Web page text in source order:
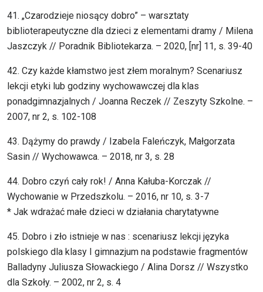
41. „Czarodzieje niosący dobro” – warsztaty
biblioterapeutyczne dla dzieci z elementami dramy / Milena
Jaszczyk // Poradnik Bibliotekarza. – 2020, [nr] 11, s. 39-40
42. Czy każde kłamstwo jest złem moralnym? Scenariusz
lekcji etyki lub godziny wychowawczej dla klas
ponadgimnazjalnych / Joanna Reczek // Zeszyty Szkolne. –
2007, nr 2, s. 102-108
43. Dążymy do prawdy / Izabela Faleńczyk, Małgorzata
Sasin // Wychowawca. – 2018, nr 3, s. 28
44. Dobro czyń cały rok! / Anna Kałuba-Korczak //
Wychowanie w Przedszkolu. – 2016, nr 10, s. 3-7
* Jak wdrażać małe dzieci w działania charytatywne
45. Dobro i zło istnieje w nas : scenariusz lekcji języka
polskiego dla klasy I gimnazjum na podstawie fragmentów
Balladyny Juliusza Słowackiego / Alina Dorsz // Wszystko
dla Szkoły. – 2002, nr 2, s. 4